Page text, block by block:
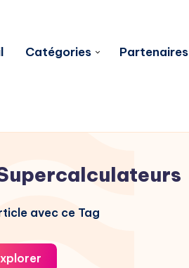
Catégories Partenaires
avec ce Tag